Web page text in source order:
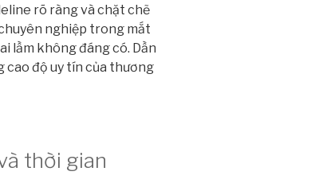
rõ ràng và chặt chẽ
nghiệp trong mắt
lầm không đáng có. Dần
cao độ uy tín của thương
thời gian